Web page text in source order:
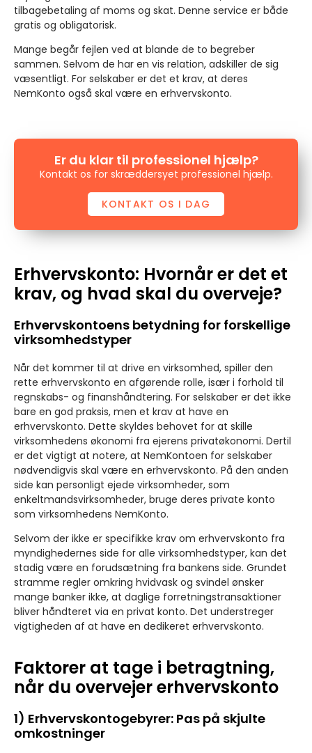
tilbagebetaling af moms og skat. Denne service er både
gratis og obligatorisk.
Mange begår fejlen ved at blande de to begreber
sammen. Selvom de har en vis relation, adskiller de sig
væsentligt. For selskaber er det et krav, at deres
NemKonto også skal være en erhvervskonto.
Er du klar til professionel hjælp?
Kontakt os for skræddersyet professionel hjælp.
KONTAKT OS I DAG
Erhvervskonto: Hvornår er det et
krav, og hvad skal du overveje?
Erhvervskontoens betydning for forskellige
virksomhedstyper
Når det kommer til at drive en virksomhed, spiller den
rette erhvervskonto en afgørende rolle, især i forhold til
regnskabs- og finanshåndtering. For selskaber er det ikke
bare en god praksis, men et krav at have en
erhvervskonto. Dette skyldes behovet for at skille
virksomhedens økonomi fra ejerens privatøkonomi. Dertil
er det vigtigt at notere, at NemKontoen for selskaber
nødvendigvis skal være en erhvervskonto. På den anden
side kan personligt ejede virksomheder, som
enkeltmandsvirksomheder, bruge deres private konto
som virksomhedens NemKonto.
Selvom der ikke er specifikke krav om erhvervskonto fra
myndighedernes side for alle virksomhedstyper, kan det
stadig være en forudsætning fra bankens side. Grundet
stramme regler omkring hvidvask og svindel ønsker
mange banker ikke, at daglige forretningstransaktioner
bliver håndteret via en privat konto. Det understreger
vigtigheden af at have en dedikeret erhvervskonto.
Faktorer at tage i betragtning,
når du overvejer erhvervskonto
1) Erhvervskontogebyrer: Pas på skjulte
omkostninger